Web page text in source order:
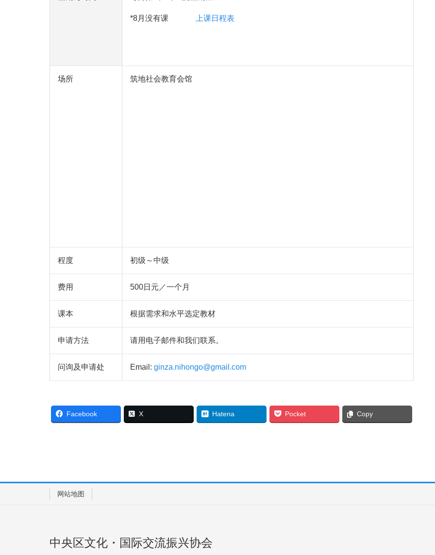
*8月没有课 上课日程表
场所 筑地社会教育会馆
程度 初级～中级
费用 500日元／一个月
课本 根据需求和水平选定教材
申请方法 请用电子邮件和我们联系。
问询及申请处 Email: ginza.nihongo@gmail.com
Facebook X Hatena Pocket Copy
网站地图
中央区文化・国际交流振兴协会